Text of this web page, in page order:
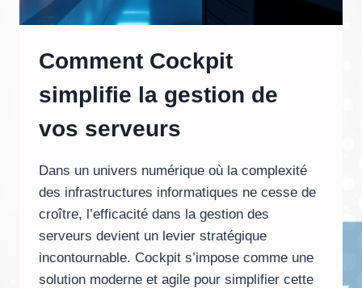
Comment Cockpit
simplifie la gestion de
vos serveurs
Dans un univers numérique où la complexité
des infrastructures informatiques ne cesse de
croître, l’efficacité dans la gestion des
serveurs devient un levier stratégique
incontournable. Cockpit s’impose comme une
solution moderne et agile pour simplifier cette